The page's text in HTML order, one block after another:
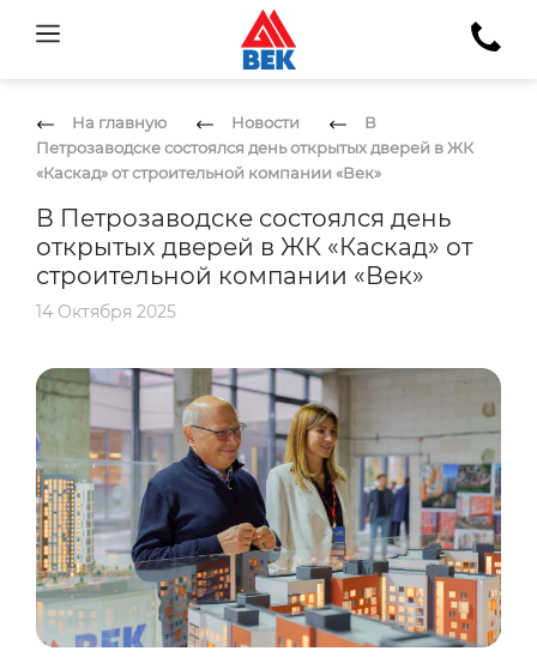
На главную Новости
В
Петрозаводске состоялся день открытых дверей в ЖК
«Каскад» от строительной компании «Век»
В Петрозаводске состоялся день
открытых дверей в ЖК «Каскад» от
строительной компании «Век»
14 Октября 2025